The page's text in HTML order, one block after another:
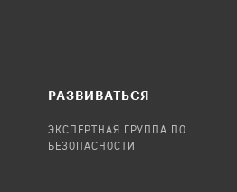
РАЗВИВАТЬСЯ
ЭКСПЕРТНАЯ ГРУППА ПО
БЕЗОПАСНОСТИ